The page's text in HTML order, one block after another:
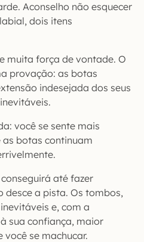
Aconselho não esquecer
dois itens
muita força de vontade. O
provação: as botas
indesejada dos seus
você se sente mais
botas continuam
até fazer
desce a pista. Os tombos,
e, com a
sua confiança, maior
se machucar.